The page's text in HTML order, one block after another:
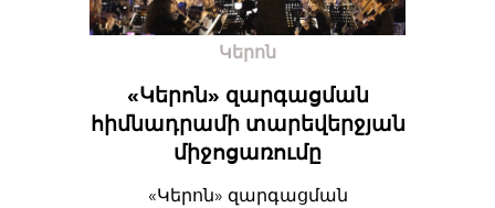
Կերոն
«Կերոն» զարգացման
հիմնադրամի տարեվերջյան
միջոցառումը
«Կերոն» զարգացման